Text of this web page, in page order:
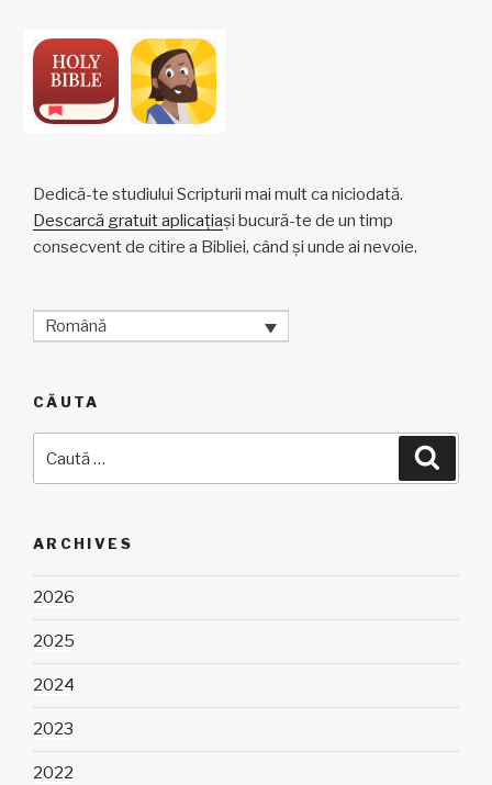
Dedică-te studiului Scripturii mai mult ca niciodată.
Descarcă gratuit aplicațiași bucură-te de un timp
consecvent de citire a Bibliei, când și unde ai nevoie.
Română
CĂUTA
ARCHIVES
2026
2025
2024
2023
2022